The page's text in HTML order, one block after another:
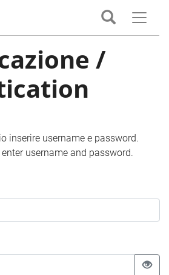
/
inserire username e password.
username and password.